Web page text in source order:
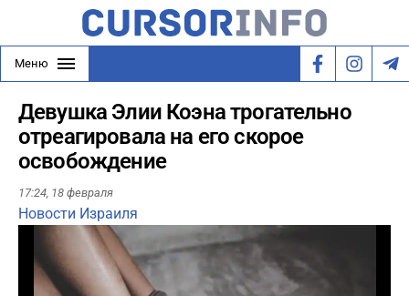
Меню
Девушка Элии Коэна трогательно
отреагировала на его скорое
освобождение
17:24, 18 февраля
Новости Израиля